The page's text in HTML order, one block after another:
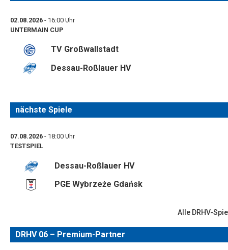
02.08.2026 - 16:00 Uhr
UNTERMAIN CUP
TV Großwallstadt
Dessau-Roßlauer HV
nächste Spiele
07.08.2026 - 18:00 Uhr
TESTSPIEL
Dessau-Roßlauer HV
PGE Wybrzeże Gdańsk
Alle DRHV-
DRHV 06 – Premium-Partner